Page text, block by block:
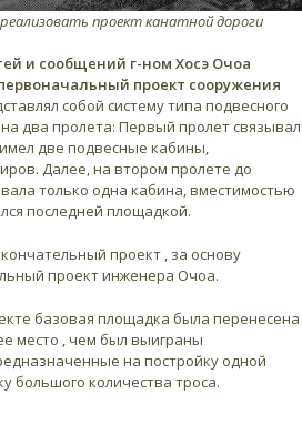
проект канатной дороги
и сообщений г-ном Хосэ Очоа
проект сооружения
собой систему типа подвесного
два пролета: Первый пролет связывал
две подвесные кабины,
Далее, на втором пролете до
только одна кабина, вместимостью
последней площадкой.
проект , за основу
проект инженера Очоа.
базовая площадка была перенесена
место , чем был выиграны
на постройку одной
большого количества троса.